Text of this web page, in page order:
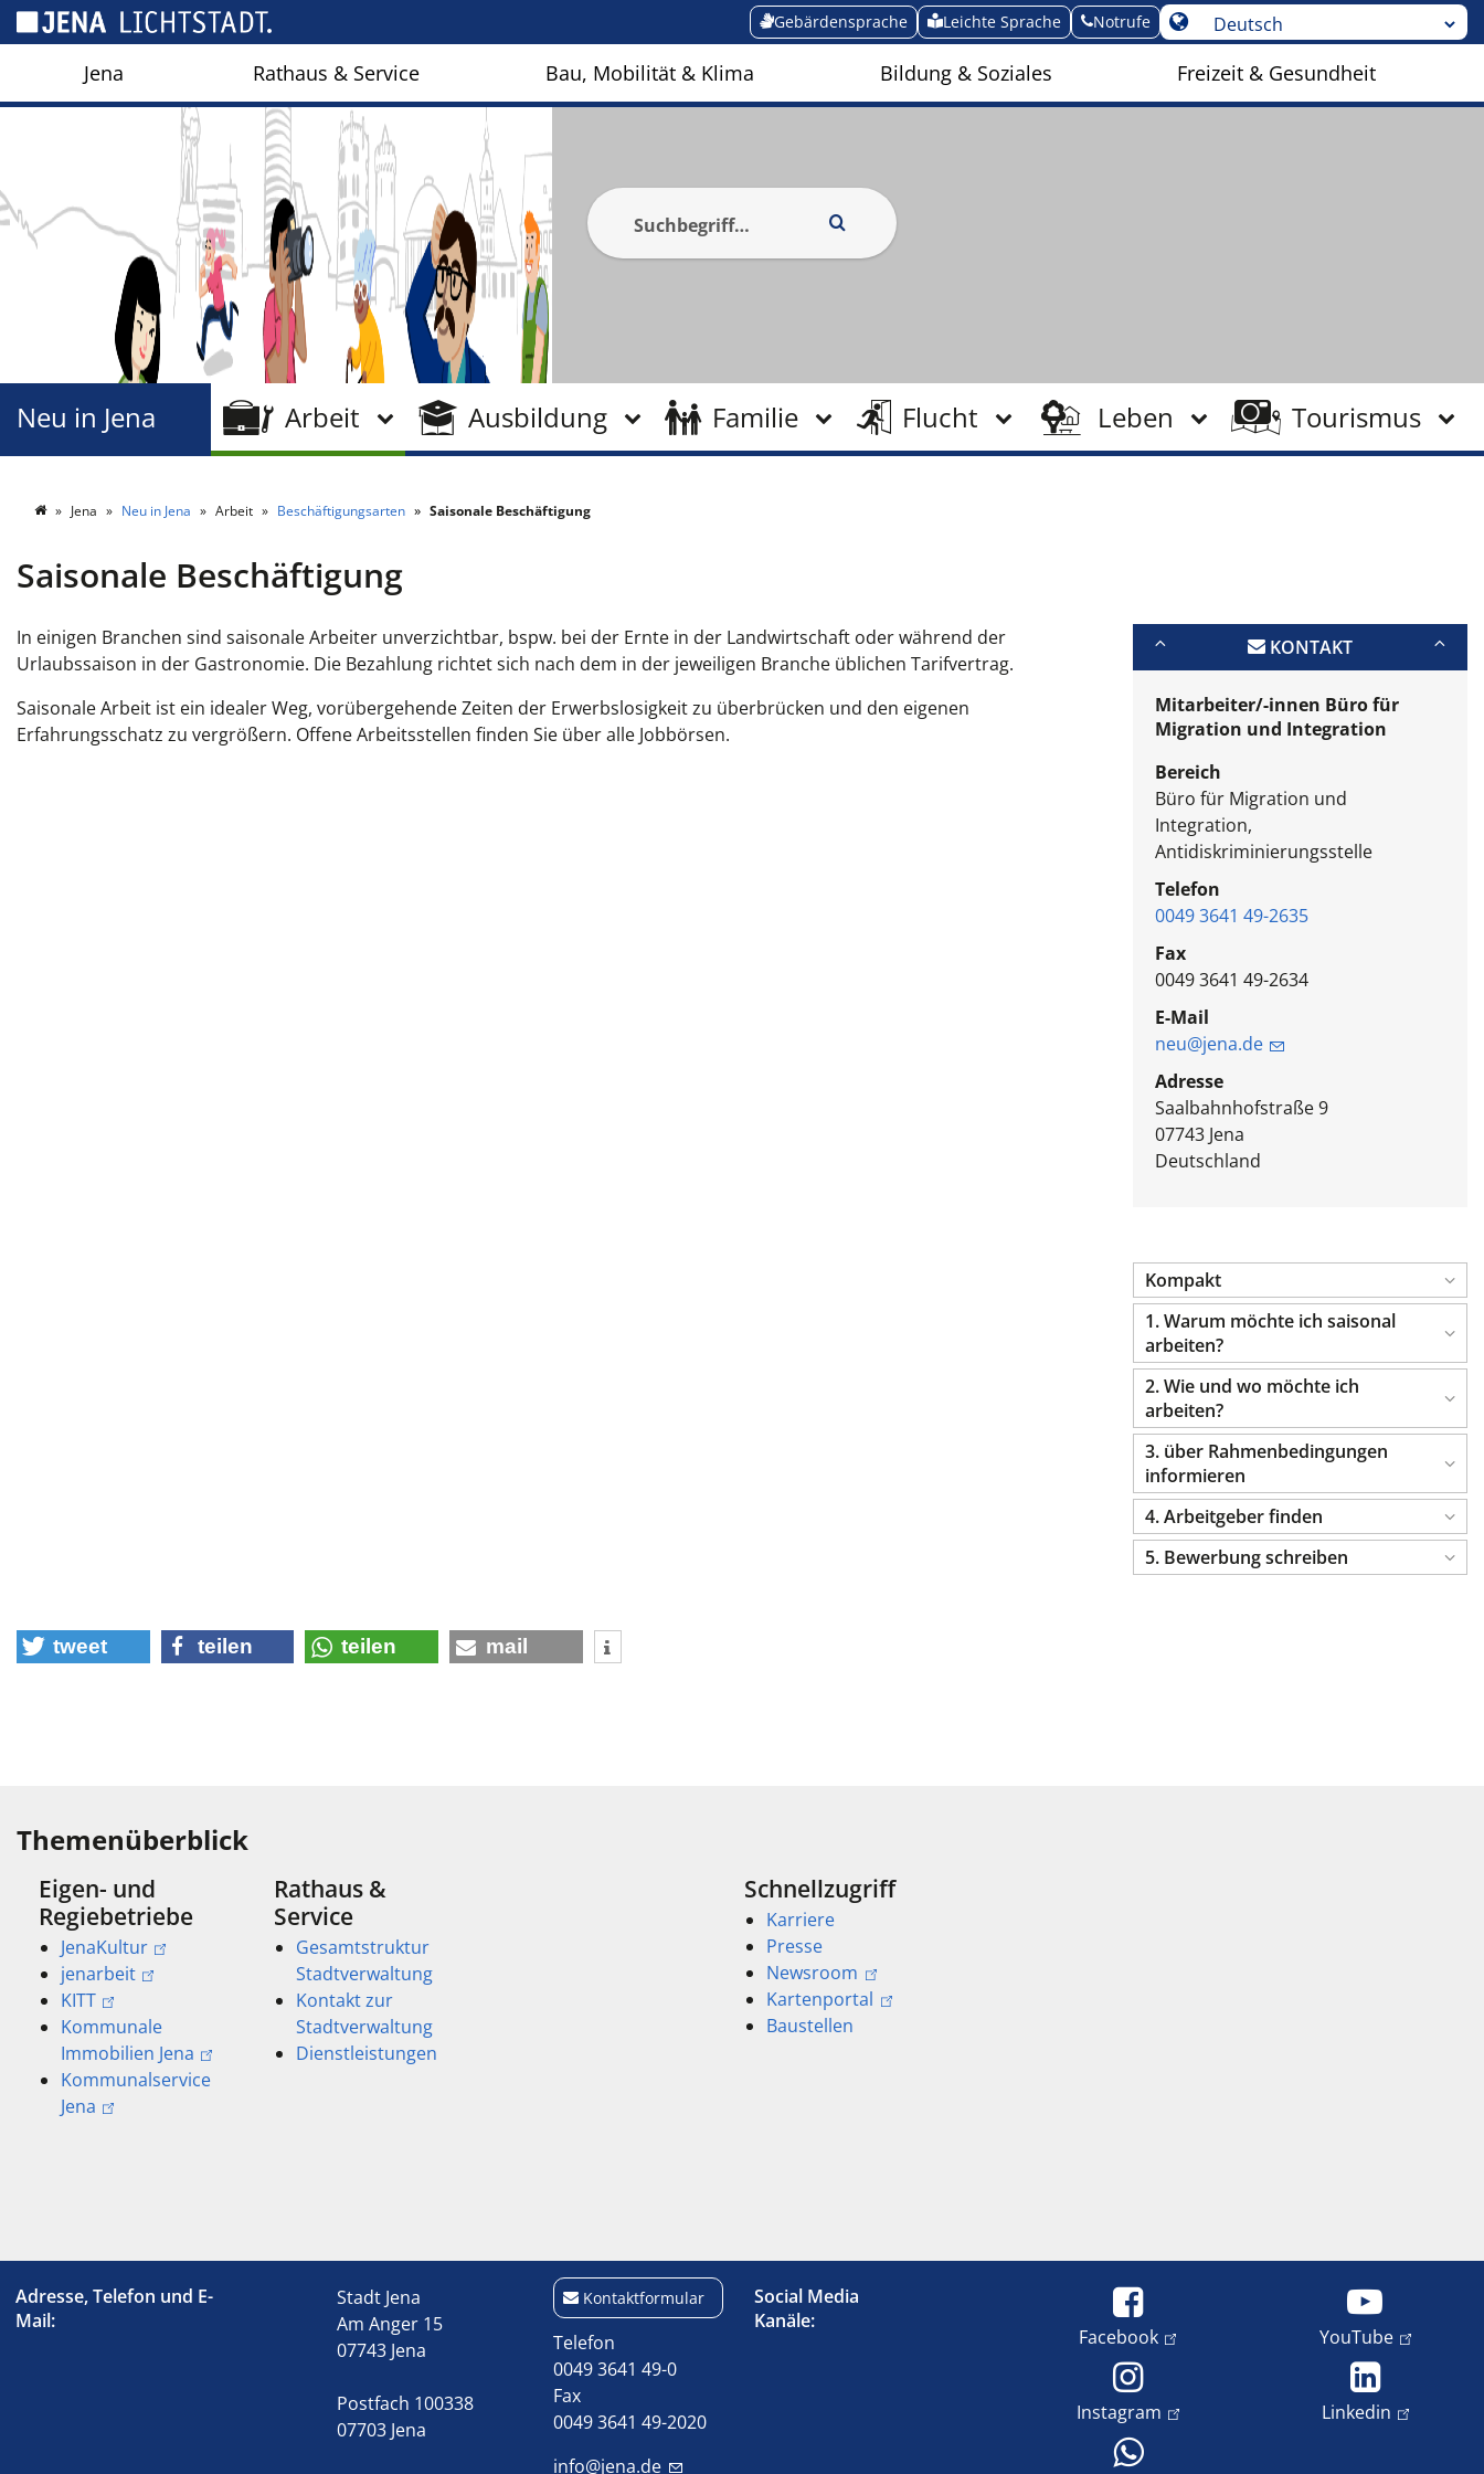
Gebärdensprache Leichte Sprache Notrufe
Jena Rathaus & Service Bau, Mobilität & Klima Bildung & Soziales Freizeit & Gesundheit
Arbeit Ausbildung Familie Flucht Leben Tourismus
Neu in Jena
Jena Neu in Jena Arbeit Beschäftigungsarten Saisonale Beschäftigung
Saisonale Beschäftigung
In einigen Branchen sind saisonale Arbeiter unverzichtbar, bspw. bei der Ernte in der Landwirtschaft oder während der
Urlaubssaison in der Gastronomie. Die Bezahlung richtet sich nach dem in der jeweiligen Branche üblichen Tarifvertrag.
Saisonale Arbeit ist ein idealer Weg, vorübergehende Zeiten der Erwerbslosigkeit zu überbrücken und den eigenen
Erfahrungsschatz zu vergrößern. Offene Arbeitsstellen finden Sie über alle Jobbörsen.
KONTAKT
Mitarbeiter/-innen Büro für
Migration und Integration
Bereich
Büro für Migration und
Integration,
Antidiskriminierungsstelle
Telefon
0049 3641 49-2635
Fax
0049 3641 49-2634
E-Mail
neu@jena.de
Adresse
Saalbahnhofstraße 9
07743 Jena
Deutschland
Kompakt
1. Warum möchte ich saisonal
arbeiten?
2. Wie und wo möchte ich
arbeiten?
3. über Rahmenbedingungen
informieren
4. Arbeitgeber finden
5. Bewerbung schreiben
tweet teilen teilen mail
Themenüberblick
Eigen- und
Regiebetriebe
JenaKultur
jenarbeit
KITT
Kommunale
Immobilien Jena
Kommunalservice
Jena
Rathaus &
Service
Gesamtstruktur
Stadtverwaltung
Kontakt zur
Stadtverwaltung
Dienstleistungen
Schnellzugriff
Karriere
Presse
Newsroom
Kartenportal
Baustellen
Adresse, Telefon und E-
Mail:
Stadt Jena
Am Anger 15
07743 Jena
Postfach 100338
07703 Jena
Kontaktformular
Telefon
0049 3641 49-0
Fax
0049 3641 49-2020
info@jena.de
Social Media
Kanäle:
Facebook YouTube
Instagram Linkedin
Cookie-Einstellungen